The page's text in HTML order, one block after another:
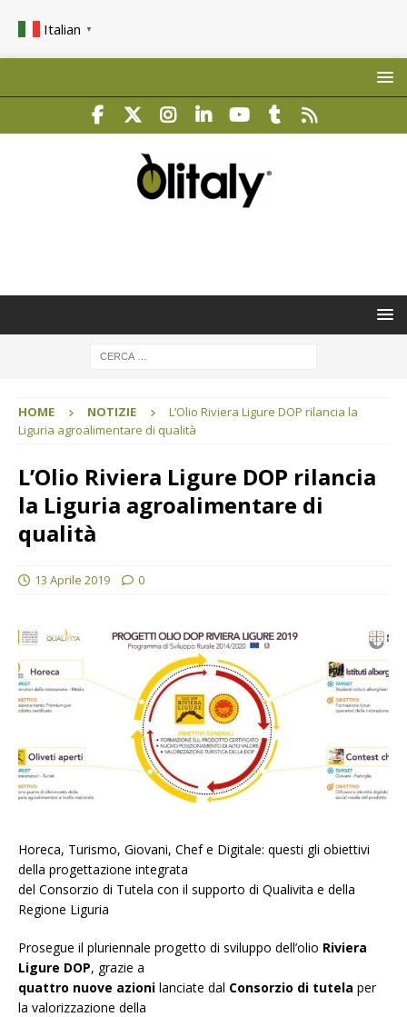
Italian ▼
HOME NOTIZIE
L’Olio Riviera Ligure DOP rilancia la
Liguria agroalimentare di qualità
L’Olio Riviera Ligure DOP rilancia
la Liguria agroalimentare di
qualità
13 Aprile 2019 0
Horeca, Turismo, Giovani, Chef e Digitale: questi gli obiettivi
della progettazione integrata
del Consorzio di Tutela con il supporto di Qualivita e della
Regione Liguria
Prosegue il pluriennale progetto di sviluppo dell’olio Riviera
Ligure DOP, grazie a
quattro nuove azioni lanciate dal Consorzio di tutela per
la valorizzazione della